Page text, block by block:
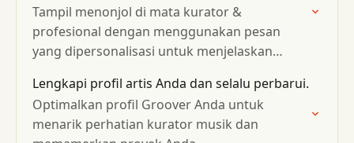
Tampil menonjol di mata kurator &
profesional dengan menggunakan pesan
yang dipersonalisasi untuk menjelaskan
Lengkapi profil artis Anda dan selalu perbarui.
Optimalkan profil Groover Anda untuk
menarik perhatian kurator musik dan